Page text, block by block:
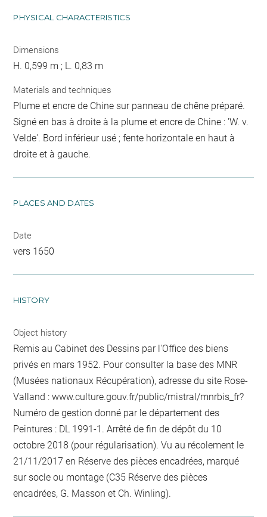
PHYSICAL CHARACTERISTICS
Dimensions
H. 0,599 m ; L. 0,83 m
Materials and techniques
Plume et encre de Chine sur panneau de chêne préparé.
Signé en bas à droite à la plume et encre de Chine : 'W. v.
Velde'. Bord inférieur usé ; fente horizontale en haut à
droite et à gauche.
PLACES AND DATES
Date
vers 1650
HISTORY
Object history
Remis au Cabinet des Dessins par l'Office des biens
privés en mars 1952. Pour consulter la base des MNR
(Musées nationaux Récupération), adresse du site Rose-
Valland : www.culture.gouv.fr/public/mistral/mnrbis_fr?
Numéro de gestion donné par le département des
Peintures : DL 1991-1. Arrêté de fin de dépôt du 10
octobre 2018 (pour régularisation). Vu au récolement le
21/11/2017 en Réserve des pièces encadrées, marqué
sur socle ou montage (C35 Réserve des pièces
encadrées, G. Masson et Ch. Winling).